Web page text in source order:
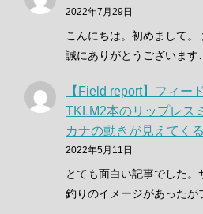
2022年7月29日
こんにちは。初めまして。
誠にありがとうございます…
【Field report】フィー
TKLM2本のリップレス
カナの動きが見えてくる
2022年5月11日
とても面白い記事でした
釣りのイメージがあったが